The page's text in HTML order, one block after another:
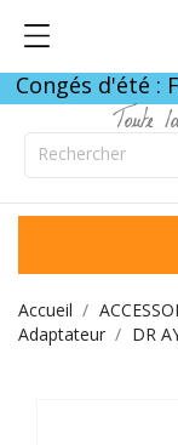
Congés d'été :
Toute
Accueil
Adaptateur
DR